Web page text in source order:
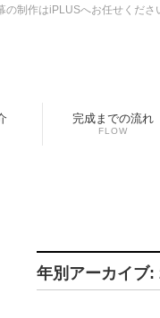
の制作はiPLUSへお任せくださ
完成までの流れ
FLOW
年別アーカイブ: